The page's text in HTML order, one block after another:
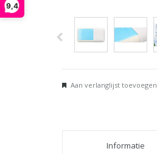
9,4
Aan verlanglijst toevoegen
Informatie